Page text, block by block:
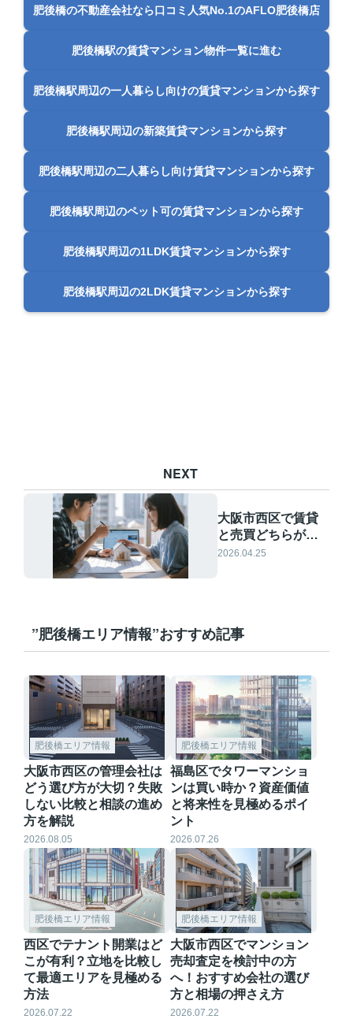
肥後橋の不動産会社なら口コミ人気No.1のAFLO肥後橋店
肥後橋駅の賃貸マンション物件一覧に進む
肥後橋駅周辺の一人暮らし向けの賃貸マンションから探す
肥後橋駅周辺の新築賃貸マンションから探す
肥後橋駅周辺の二人暮らし向け賃貸マンションから探す
肥後橋駅周辺のペット可の賃貸マンションから探す
肥後橋駅周辺の1LDK賃貸マンションから探す
肥後橋駅周辺の2LDK賃貸マンションから探す
NEXT
大阪市西区で賃貸
と売買どちらが得
か比較！相場や特
2026.04.25
”肥後橋エリア情報”おすすめ記事
肥後橋エリア情報
大阪市西区の管理会社は
どう選び方が大切？失敗
しない比較と相談の進め
方を解説
2026.08.05
肥後橋エリア情報
福島区でタワーマンショ
ンは買い時か？資産価値
と将来性を見極めるポイ
ント
2026.07.26
肥後橋エリア情報
西区でテナント開業はど
こが有利？立地を比較し
て最適エリアを見極める
方法
2026.07.22
肥後橋エリア情報
大阪市西区でマンション
売却査定を検討中の方
へ！おすすめ会社の選び
方と相場の押さえ方
2026.07.22